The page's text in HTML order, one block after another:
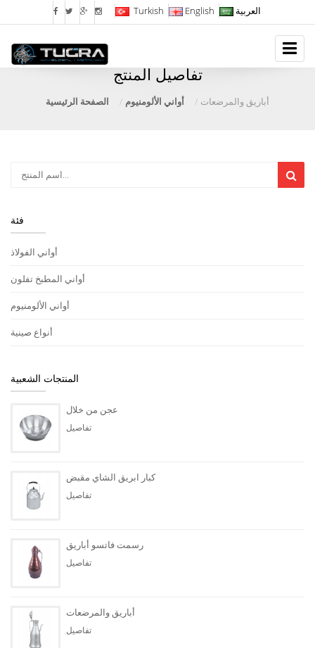
Turkish English
تفاصيل المنتج
الصفحة الرئيسية أواني الألومنيوم أباريق والمرضعات
فئة
أواني الفولاذ
أواني المطبخ تفلون
أواني الألومنيوم
أنواع صينية
المنتجات الشعبية
عجن من خلال
تفاصيل
كبار ابريق الشاي مقبض
تفاصيل
رسمت فاتسو أباريق
تفاصيل
أباريق والمرضعات
تفاصيل